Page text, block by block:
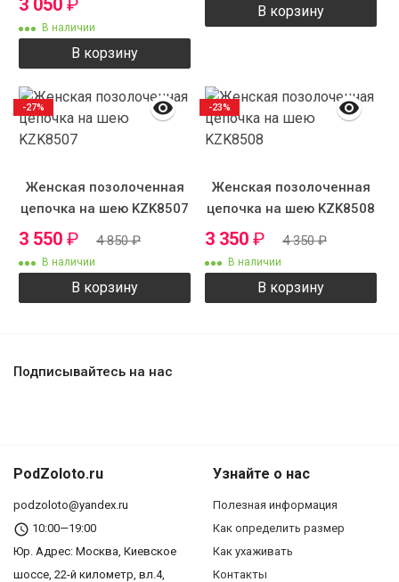
3 050 ₽
В наличии
В корзину
В корзину
Женская позолоченная
цепочка на шею KZK8507
3 550 ₽ 4 850₽
В наличии
В корзину
-27%
Женская позолоченная
цепочка на шею KZK8508
3 350 ₽ 4 350₽
В наличии
В корзину
-23%
Подписывайтесь на нас
PodZoloto.ru
podzoloto@yandex.ru
10:00—19:00
Юр. Адреc: Москва, Киевское
шоссе, 22-й километр, вл.4,
Узнайте о нас
Полезная информация
Как определить размер
Как ухаживать
Контакты